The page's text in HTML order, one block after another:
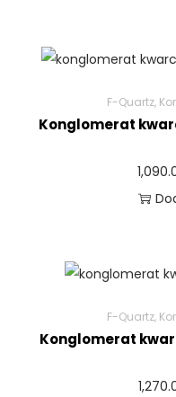
F-Quartz,
Konglomerat
F-Quartz,
Konglomerat